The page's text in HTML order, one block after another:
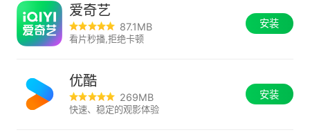
爱奇艺
87.1MB
看片秒播,拒绝卡顿
安装
优酷
269MB
快速、稳定的观影体验
安装